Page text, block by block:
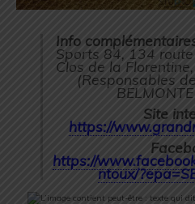
Info
Sports 84, 134
Clos de la
(Responsables
Site
https://
https://
ntoux/